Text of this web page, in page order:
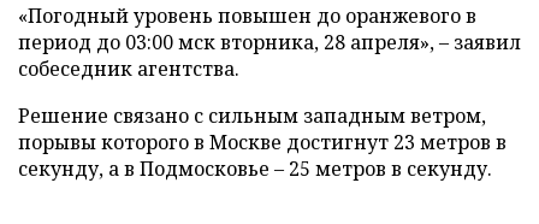
«Погодный уровень повышен до оранжевого в
период до 03:00 мск вторника, 28 апреля», – заявил
собеседник агентства.
Решение связано с сильным западным ветром,
порывы которого в Москве достигнут 23 метров в
секунду, а в Подмосковье – 25 метров в секунду.